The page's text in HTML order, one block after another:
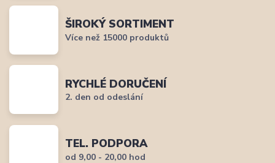
ŠIROKÝ SORTIMENT
Více než 15000 produktů
RYCHLÉ DORUČENÍ
2. den od odeslání
TEL. PODPORA
od 9,00 - 20,00 hod